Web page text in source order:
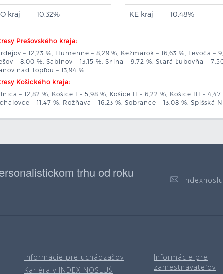
kraj 10,32% KE kraj 10,48%
Prešovského kraja:
– 12,23 %, Humenné – 8,29 %, Kežmarok – 16,63 %, Levoča –
– 8,00 %, Sabinov – 13,15 %, Snina – 9,72 %, Stará Ľubovňa –
nad Topľou – 13,94 %
Košického kraja:
– 12,82 %, Košice I – 5,98 %, Košice II – 6,22 %, Košice III –
– 11,47 %, Rožňava – 16,23 %, Sobrance – 13,08 %, Spišská
trhu od roku
Informácie pre uchádzačov
Kariéra v INDEX NOSLUŠ
Informácie pre
zamestnávateľov